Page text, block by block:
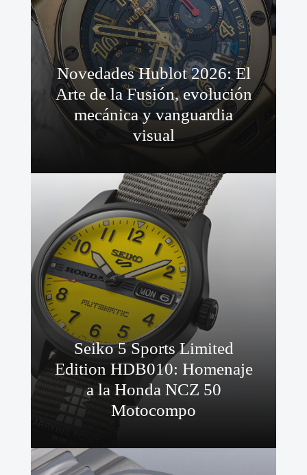
Novedades Hublot 2026: El
Arte de la Fusión, evolución
mecánica y vanguardia
visual
Seiko 5 Sports Limited
Edition HDB010: Homenaje
a la Honda NCZ 50
Motocompo